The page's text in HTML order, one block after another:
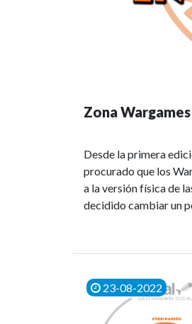
Zona
Desde la primera
procurado que los
a la versión física de
decidido cambiar un
23-08-2022